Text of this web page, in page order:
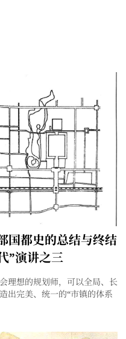
国都史的总结与终结
”演讲之三
理想的规划师，可以全局、长
出完美、统一的“市镇的体系